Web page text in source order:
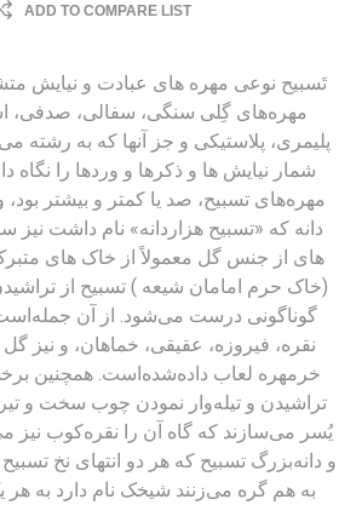
ADD TO COMPARE LIST
تَسبیح نوعی مهره های عبادت و نیایش
مهره‌های گِلی سنگی، سفالی، صدفی،
پلیمری، پلاستیکی و جز آنها که به رشته
شمار نیایش ها و ذکرها و وردها را نگاه
مهره‌های تسبیح، صد یا کمتر و بیشتر بود،
دانه که «تسبیح هزاردانه» نام داشت
های از جنس گل معمولاً از خاک های
(خاک حرم امامان شیعه ) تسبیح از
گوناگونی درست می‌شود. از آن
نقره، فیروزه، عقیقی، خماهان، و نیز گل
خرمهره لعاب داده‌شده‌است. همچنین برخی
تراشیدن و تیله‌وار نمودن چوب سخت و
یُسر می‌سازند که گاه آن را نقره‌کوب نیز
و دانه‌بزرگ تسبیح که هر دو انتهای نخ
به هم گره می‌زنند شیخک نام دارد به هر